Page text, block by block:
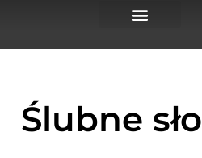
Ślubne